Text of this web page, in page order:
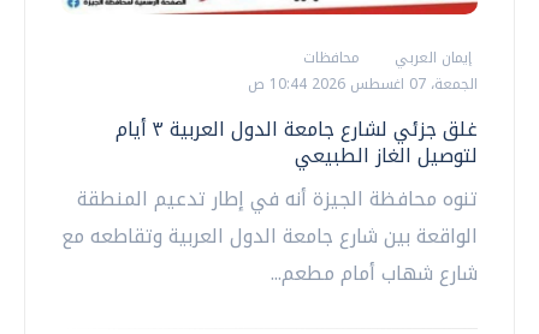
إيمان العربي
محافظات
الجمعة، 07 اغسطس 2026 10:44 ص
غلق جزئي لشارع جامعة الدول العربية ٣ أيام
لتوصيل الغاز الطبيعي
تنوه محافظة الجيزة أنه في إطار تدعيم المنطقة
الواقعة بين شارع جامعة الدول العربية وتقاطعه مع
شارع شهاب أمام مطعم...